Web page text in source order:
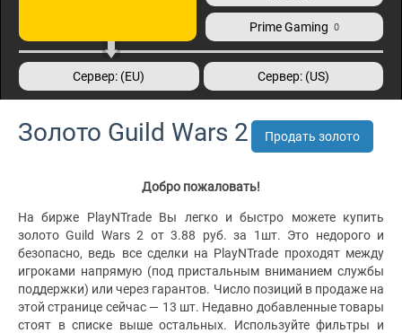
Prime Gaming 0
Сервер: (EU) Сервер: (US)
Золото Guild Wars 2 Продать золото
Добро пожаловать!
На бирже PlayNTrade Вы легко и быстро можете купить
золото Guild Wars 2 от 3.88 руб. за 1шт. Это недорого и
безопасно, ведь все сделки на PlayNTrade проходят между
игроками напрямую (под пристальным вниманием службы
поддержки) или через гарантов. Число позиций в продаже на
этой странице сейчас — 13 шт. Недавно добавленные товары
стоят в списке выше остальных. Используйте фильтры и